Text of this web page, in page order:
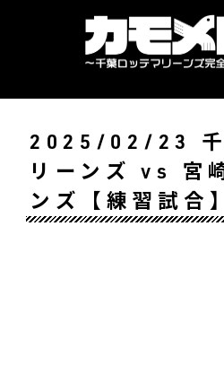
2025/02/23 千
リーンズ vs 宮
ンズ【練習試合